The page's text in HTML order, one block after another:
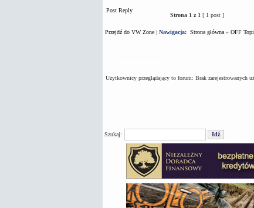
Post Reply
Strona 1 z 1 [ 1 post ]
Przejdź do VW Zone| Nawigacja: Strona główna» OFF
Użytkownicy przeglądający to forum: Brak zarejestrowanych
Szukaj: